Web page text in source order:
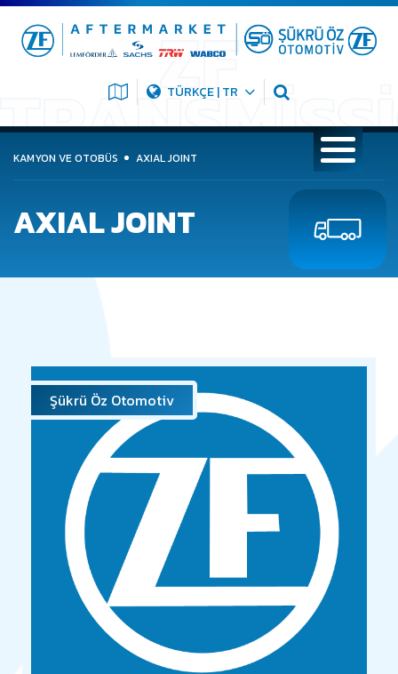
TÜRKÇE | TR
KAMYON VE OTOBÜS AXIAL JOINT
AXIAL JOINT
Şükrü Öz Otomotiv